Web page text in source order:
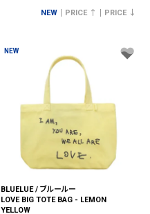
NEW PRICE ↑ PRICE ↓
NEW
BLUELUE / ブルールー
LOVE BIG TOTE BAG - LEMON
YELLOW